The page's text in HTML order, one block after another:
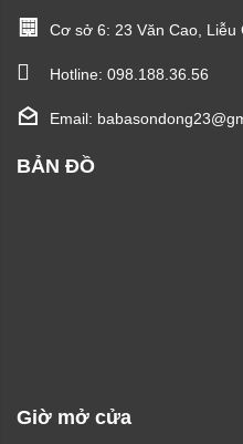
Cơ sở 6: 23 Văn Cao, Liễu
Hotline: 098.188.36.56
Email:
BẢN ĐỒ
Giờ mở cửa